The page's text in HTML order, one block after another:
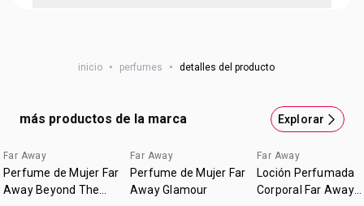
ingredientes que da origen al exclusivo oud blanco y
corazón luminoso de oud blanco, el oro líquido de la
perfumería, combinado con el esplandor de la ciruela, el
perfume: Eau de Parfum 50ml
inicio • perfumes • detalles del producto
más productos de la marca Explorar
Far Away
Perfume de Mujer Far
Away Beyond The
Far Away
Perfume de Mujer Far
Away Glamour
Far Away
Loción Perfumada
Corporal Far Away